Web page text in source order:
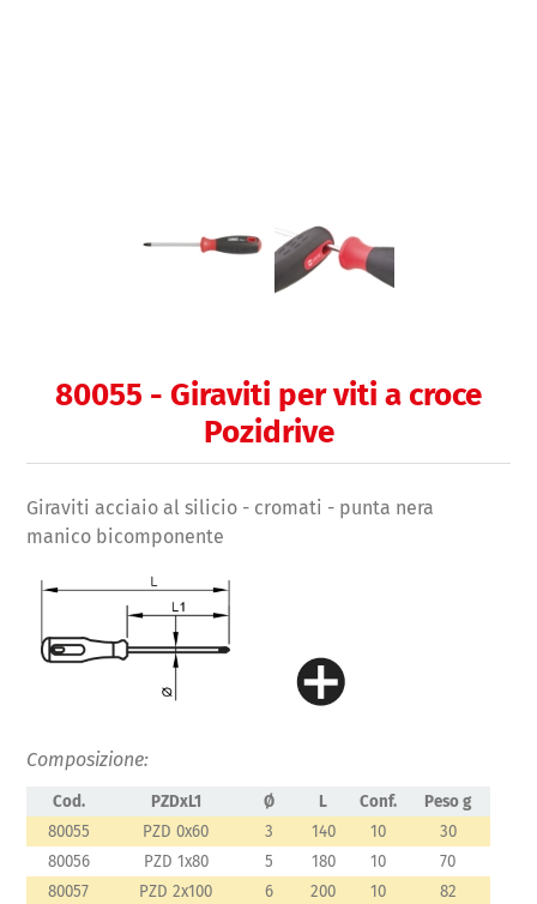
80055 - Giraviti per viti a croce
Pozidrive
Giraviti acciaio al silicio - cromati - punta nera
manico bicomponente
Composizione:
Cod. PZDxL1 Ø L Conf.
Peso g
80055
PZD 0x60 3 140 10
30
80056
PZD 1x80 5 180 10
70
80057
PZD 2x100 6 200 10 82